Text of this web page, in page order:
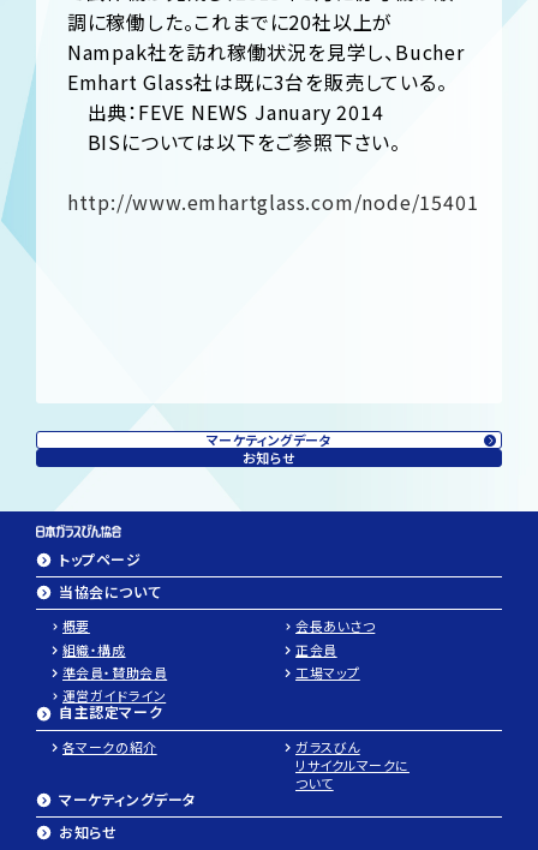
調に稼働した。これまでに20社以上が
Nampak社を訪れ稼働状況を見学し、Bucher
Emhart Glass社は既に3台を販売している。
出典：FEVE NEWS January 2014
BISについては以下をご参照下さい。
http://www.emhartglass.com/node/15401
マーケティングデータ
お知らせ
トップページ
当協会について
概要
会長あいさつ
組織・構成
正会員
準会員・賛助会員
工場マップ
運営ガイドライン
自主認定マーク
各マークの紹介
ガラスびん
リサイクルマークに
ついて
マーケティングデータ
お知らせ